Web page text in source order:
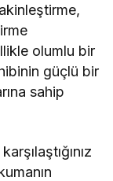
olumlu bir
güçlü bir
sahip